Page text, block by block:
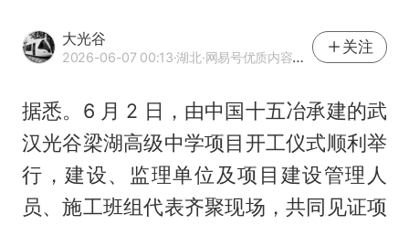
大光谷
2026-06-07 00:13·湖北·网易号优质内容创作者
关注
据悉。6 月 2 日，由中国十五冶承建的武
汉光谷梁湖高级中学项目开工仪式顺利举
行，建设、监理单位及项目建设管理人
员、施工班组代表齐聚现场，共同见证项